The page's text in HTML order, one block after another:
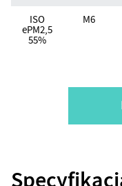
ISO
ePM2,5
55%
M6